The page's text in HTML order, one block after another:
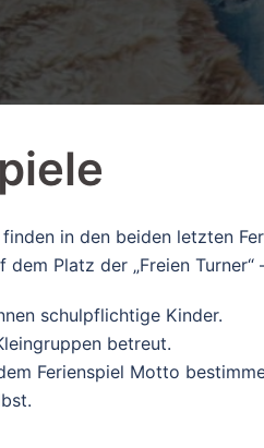
in den beiden letzten
dem Platz der „Freien Turner“
schulpflichtige Kinder.
betreut.
Ferienspiel Motto